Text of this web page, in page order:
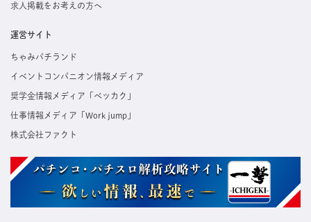
求人掲載をお考えの方へ
運営サイト
ちゃみパチランド
イベントコンパニオン情報メディア
奨学金情報メディア「ベッカク」
仕事情報メディア「Work jump」
株式会社ファクト